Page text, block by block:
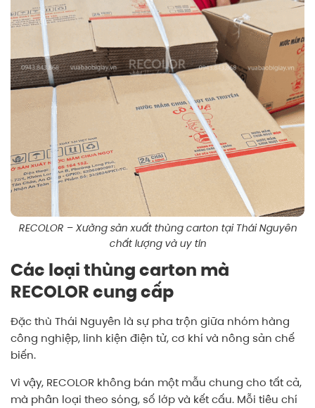
RECOLOR – Xưởng sản xuất thùng carton tại Thái Nguyên
chất lượng và uy tín
Các loại thùng carton mà
RECOLOR cung cấp
Đặc thù Thái Nguyên là sự pha trộn giữa nhóm hàng
công nghiệp, linh kiện điện tử, cơ khí và nông sản chế
biến.
Vì vậy, RECOLOR không bán một mẫu chung cho tất cả,
mà phân loại theo sóng, số lớp và kết cấu. Mỗi tiêu chí